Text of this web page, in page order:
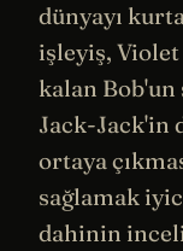
dünyayı
işleyiş,
kalan
Jack-Jack'in
ortaya
sağlamak
dahinin